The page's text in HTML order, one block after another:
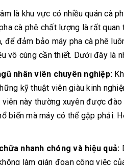
là khu vực có nhiều quán cà
cà phê chất lượng là rất
để đảm bảo máy pha cà phê
vô cùng cần thiết. Dưới đây là
nhân viên chuyên nghiệp:
kỹ thuật viên giàu kinh
viên này thường xuyên được
biến mà máy có thể gặp phải.
nhanh chóng và hiệu quả:
làm gián đoạn công việc